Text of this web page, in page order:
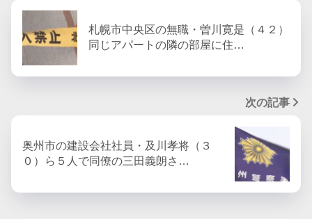
札幌市中央区の無職・曽川寛是（４２）
同じアパートの隣の部屋に住…
次の記事
奥州市の建設会社社員・及川孝将（３
０）ら５人で同僚の三田義朗さ…